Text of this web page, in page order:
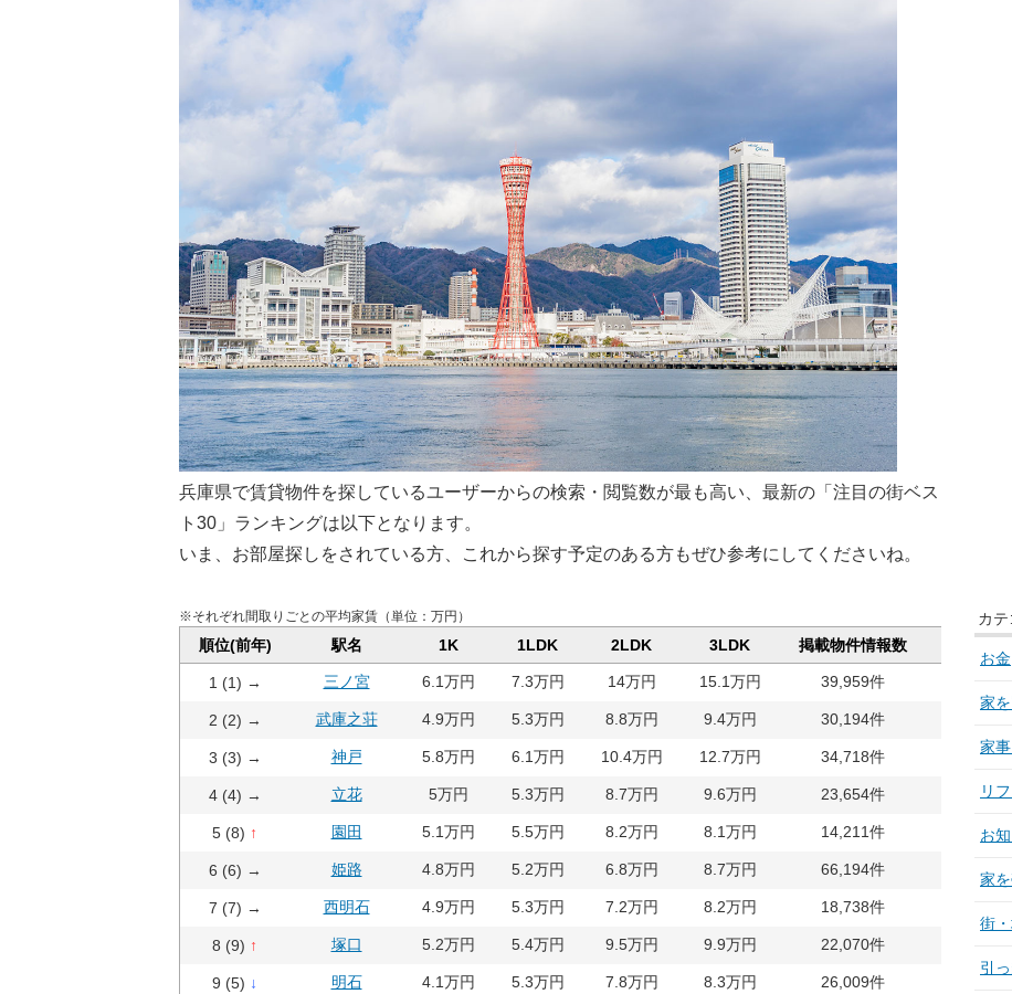
兵庫県で賃貸物件を探しているユーザーからの検索・閲覧数が最も高い、最新の「注目の街ベス
ト30」ランキングは以下となります。
いま、お部屋探しをされている方、これから探す予定のある方もぜひ参考にしてくださいね。
※それぞれ間取りごとの平均家賃（単位：万円）
順位(前年) 駅名 1K 1LDK 2LDK 3LDK 掲載物件情報数
1 (1) → 三ノ宮 6.1万円 7.3万円 14万円 15.1万円 39,959件
2 (2) → 武庫之荘 4.9万円 5.3万円 8.8万円 9.4万円 30,194件
3 (3) → 神戸 5.8万円 6.1万円 10.4万円 12.7万円 34,718件 54,912回
4 (4) → 立花 5万円 5.3万円 8.7万円 9.6万円 23,654件 47,783回
5 (8) ↑ 園田 5.1万円 5.5万円 8.2万円 8.1万円 14,211件 41,105回
6 (6) → 姫路 4.8万円 5.2万円 6.8万円 8.7万円 66,194件 39,914回
7 (7) → 西明石 4.9万円 5.3万円 7.2万円 8.2万円 18,738件
8 (9) ↑ 塚口 5.2万円 5.4万円 9.5万円 9.9万円 22,070件
9 (5) ↓ 明石 4.1万円 5.3万円 7.8万円 8.3万円 26,009件
カテ
お金
家
家
リ
お
家
街
引